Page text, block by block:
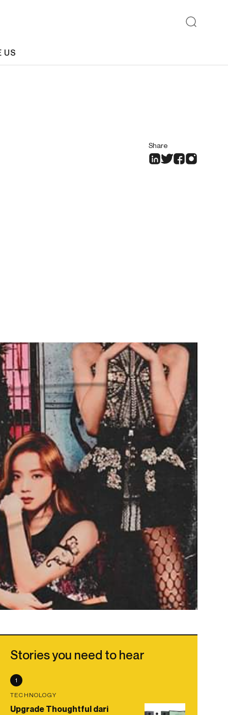
US
Share
Stories you need to hear
1
TECHNOLOGY
Upgrade Thoughtful dari